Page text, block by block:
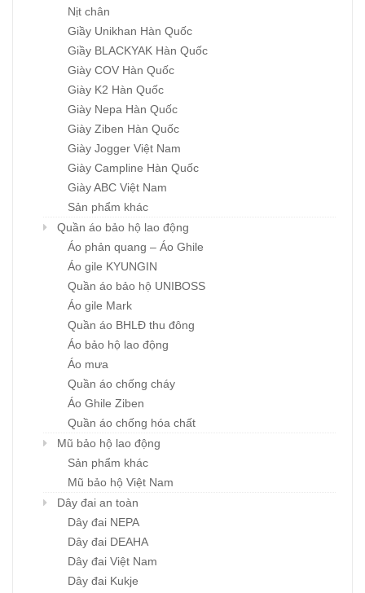
Nịt chân
Giầy Unikhan Hàn Quốc
Giầy BLACKYAK Hàn Quốc
Giày COV Hàn Quốc
Giày K2 Hàn Quốc
Giày Nepa Hàn Quốc
Giày Ziben Hàn Quốc
Giày Jogger Việt Nam
Giày Campline Hàn Quốc
Giày ABC Việt Nam
Sản phẩm khác
Quần áo bảo hộ lao động
Áo phản quang – Áo Ghile
Áo gile KYUNGIN
Quần áo bảo hộ UNIBOSS
Áo gile Mark
Quần áo BHLĐ thu đông
Áo bảo hộ lao động
Áo mưa
Quần áo chống cháy
Áo Ghile Ziben
Quần áo chống hóa chất
Mũ bảo hộ lao động
Sản phẩm khác
Mũ bảo hộ Việt Nam
Dây đai an toàn
Dây đai NEPA
Dây đai DEAHA
Dây đai Việt Nam
Dây đai Kukje